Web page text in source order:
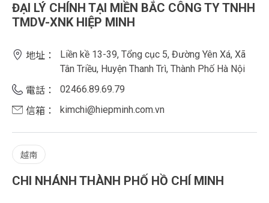
ĐẠI LÝ CHÍNH TẠI MIỀN BẮC CÔNG TY TNHH
TMDV-XNK HIỆP MINH
地址：
Liền kề 13-39, Tổng cục 5, Đường Yên Xá, Xã
Tân Triều, Huyện Thanh Trì, Thành Phố Hà Nội
電話：
02466.89.69.79
信箱：
kimchi@hiepminh.com.vn
越南
CHI NHÁNH THÀNH PHỐ HỒ CHÍ MINH